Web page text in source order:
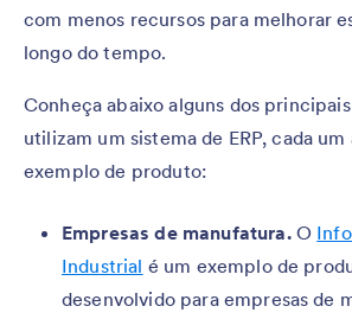
com menos recursos para melhorar
longo do tempo.
Conheça abaixo alguns dos
utilizam um sistema de ERP, cada um
exemplo de produto:
Empresas de manufatura.O
Industrial é um exemplo de
desenvolvido para empresas de